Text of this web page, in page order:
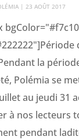
| 23 AOÛT 2017
la
Polémia se
au jeudi 31
à nos lecteurs
pendant